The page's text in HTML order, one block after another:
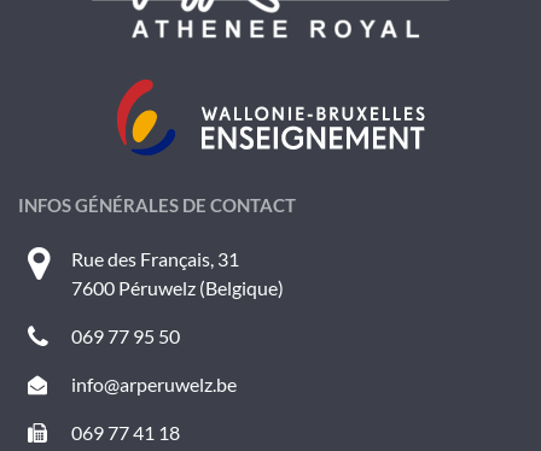
INFOS GÉNÉRALES DE CONTACT
Rue des Français, 31
7600 Péruwelz (Belgique)
069 77 95 50
info@arperuwelz.be
069 77 41 18